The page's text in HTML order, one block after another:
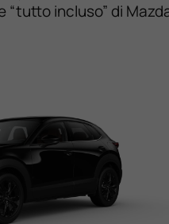
“tutto incluso” di